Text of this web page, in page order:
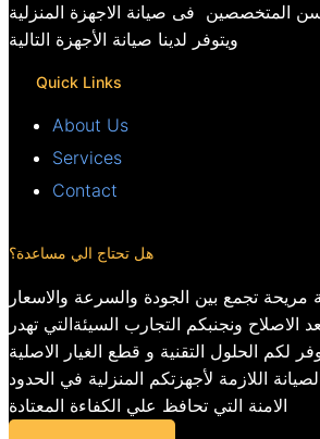
المتخصصين فى صيانة الاجهزة المنزلية
ويتوفر لدينا صيانة الأجهزة التالية
Quick Links
About Us
Services
Contact
هل تحتاج الي مساعدة؟
تجمع بين الجودة والسرعة والاسعار
الاصلاح ونجنبكم التجارب السيئةالتي تهدر
لكم الحلول التقنية و قطع الغيار الاصلية
اللازمة لأجهزتكم المنزلية في الحدود
الامنة التي تحافظ علي الكفاءة المعتادة